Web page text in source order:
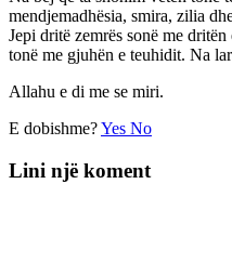
mendjemadhësia, smira, zilia
Jepi dritë zemrës sonë me
tonë me gjuhën e teuhidit. Na
Allahu e di me se miri.
E dobishme?Yes No
Lini një koment